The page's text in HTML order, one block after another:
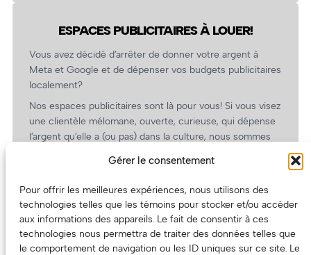
Gérer le consentement
Pour offrir les meilleures expériences, nous utilisons des
technologies telles que les témoins pour stocker et/ou accéder
aux informations des appareils. Le fait de consentir à ces
technologies nous permettra de traiter des données telles que
le comportement de navigation ou les ID uniques sur ce site. Le
ESPACES PUBLICITAIRES À LOUER!
Vous avez décidé d’arrêter de donner votre argent à
Meta et Google et de dépenser vos budgets publicitaires
localement?
Nos espaces publicitaires sont là pour vous! Si vous visez
une clientèle mélomane, ouverte, curieuse, qui dépense
l’argent qu’elle a (ou pas) dans la culture, nous sommes
revient.
(Oui, on va avoir des tarifs spéciaux pour vous, les
artistes!)